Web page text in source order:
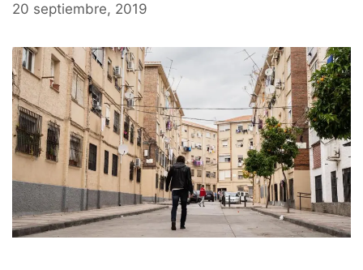
20 septiembre, 2019